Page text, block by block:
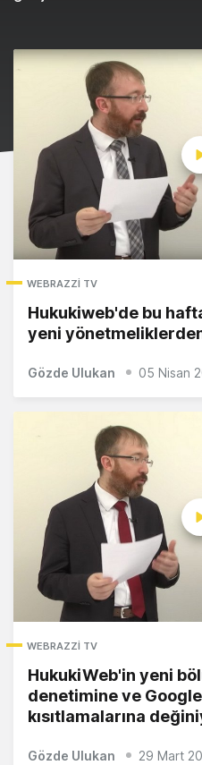
WEBRAZZI TV
Hukukiweb'de bu
yeni
Gözde Ulukan 05 Nisan
WEBRAZZI TV
HukukiWeb'in yeni
denetimine ve
kısıtlamalarına
Gözde Ulukan 29 Mart